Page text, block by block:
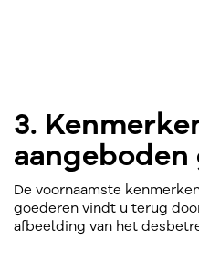
3.
De voornaamste
goederen vindt u terug
afbeelding van het